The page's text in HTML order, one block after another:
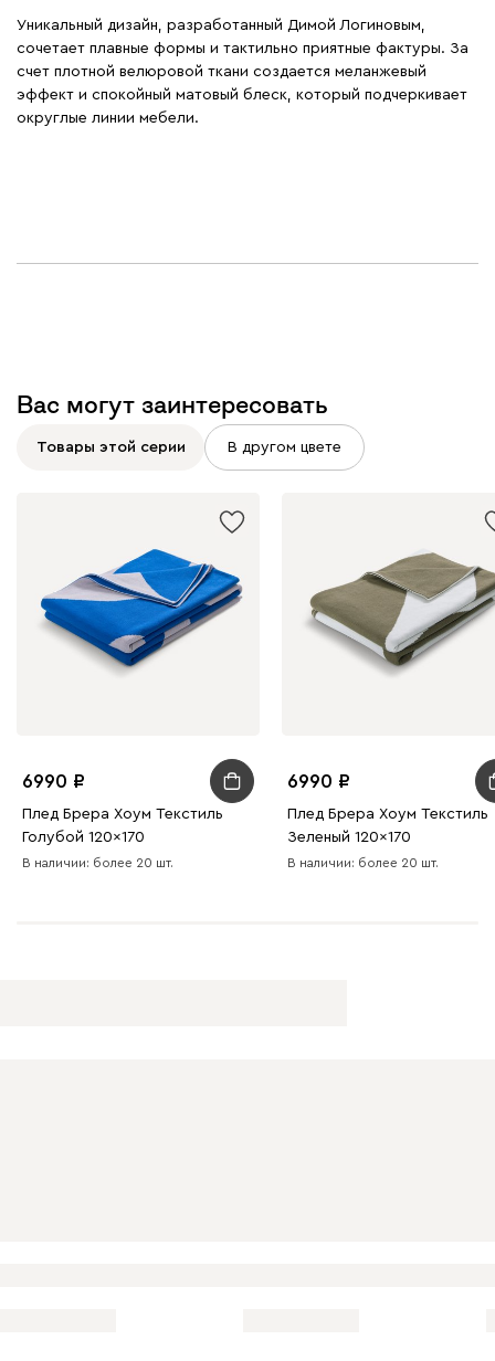
Уникальный дизайн, разработанный Димой Логиновым,
сочетает плавные формы и тактильно приятные фактуры. За
счет плотной велюровой ткани создается меланжевый
эффект и спокойный матовый блеск, который подчеркивает
округлые линии мебели.
Вас могут заинтересовать
Товары этой серии В другом цвете
6990
Плед Брера Хоум Текстиль
Голубой 120x170
В наличии: более 20 шт.
6990
Плед Брера Хоум Текстиль
Зеленый 120x170
В наличии: более 20 шт.